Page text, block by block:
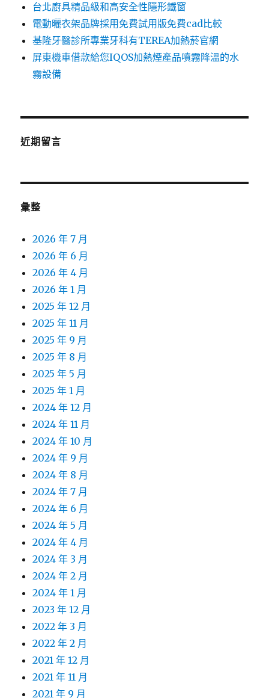
台北廚具精品級和高安全性隱形鐵窗
電動曬衣架品牌採用免費試用版免費cad比較
基隆牙醫診所專業牙科有TEREA加熱菸官網
屏東機車借款給您IQOS加熱煙產品噴霧降溫的水
霧設備
近期留言
彙整
2026 年 7 月
2026 年 6 月
2026 年 4 月
2026 年 1 月
2025 年 12 月
2025 年 11 月
2025 年 9 月
2025 年 8 月
2025 年 5 月
2025 年 1 月
2024 年 12 月
2024 年 11 月
2024 年 10 月
2024 年 9 月
2024 年 8 月
2024 年 7 月
2024 年 6 月
2024 年 5 月
2024 年 4 月
2024 年 3 月
2024 年 2 月
2024 年 1 月
2023 年 12 月
2022 年 3 月
2022 年 2 月
2021 年 12 月
2021 年 11 月
2021 年 9 月